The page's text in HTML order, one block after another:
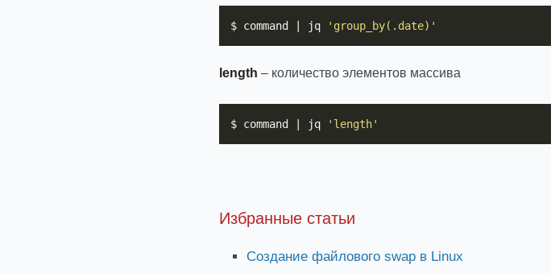
$ command | jq 'group_by(.date)'
length – количество элементов массива
$ command | jq 'length'
Избранные статьи
Создание файлового swap в Linux